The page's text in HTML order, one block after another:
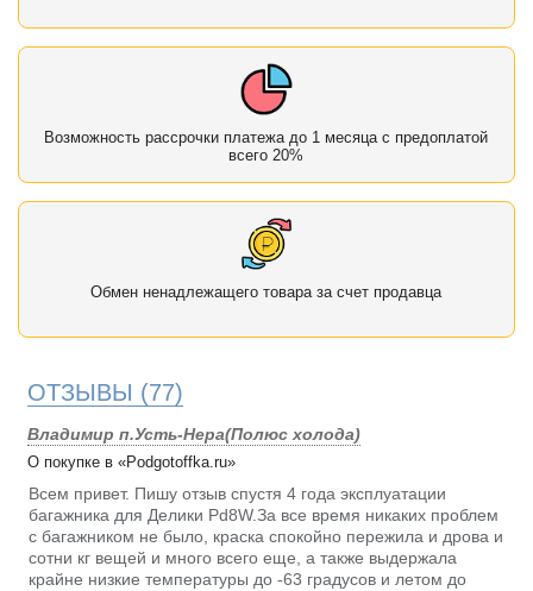
Возможность рассрочки платежа до 1 месяца с предоплатой
всего 20%
Обмен ненадлежащего товара за счет продавца
ОТЗЫВЫ (77)
Владимир п.Усть-Нера(Полюс холода)
О покупке в «Podgotoffka.ru»
Всем привет. Пишу отзыв спустя 4 года эксплуатации
багажника для Делики Pd8W.За все время никаких проблем
с багажником не было, краска спокойно пережила и дрова и
сотни кг вещей и много всего еще, а также выдержала
крайне низкие температуры до -63 градусов и летом до